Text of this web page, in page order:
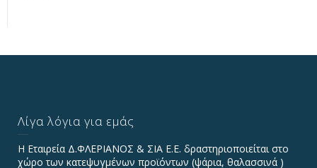
Λίγα λόγια για εμάς
Η Εταιρεία Δ.ΦΛΕΡΙΑΝΟΣ & ΣΙΑ Ε.Ε. δραστηριοποιείται στο
χώρο των κατεψυγμένων προϊόντων (ψάρια, θαλασσινά )